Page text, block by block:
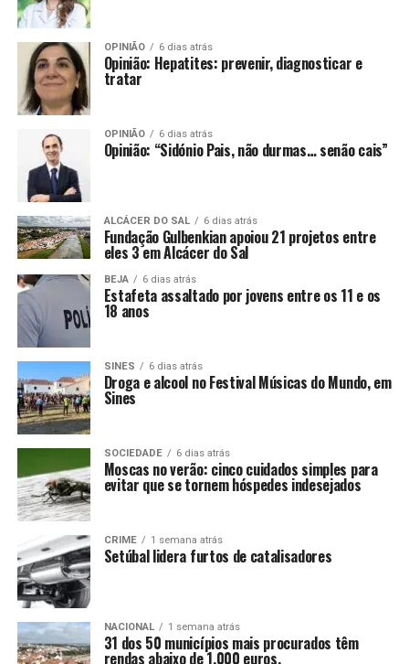
OPINIÃO 6 dias atrás
Opinião: Hepatites: prevenir, diagnosticar e
tratar
OPINIÃO 6 dias atrás
Opinião: “Sidónio Pais, não durmas… senão cais”
ALCÁCER DO SAL 6 dias atrás
Fundação Gulbenkian apoiou 21 projetos entre
eles 3 em Alcácer do Sal
BEJA 6 dias atrás
Estafeta assaltado por jovens entre os 11 e os
18 anos
SINES 6 dias atrás
Droga e alcool no Festival Músicas do Mundo, em
Sines
SOCIEDADE 6 dias atrás
Moscas no verão: cinco cuidados simples para
evitar que se tornem hóspedes indesejados
CRIME 1 semana atrás
Setúbal lidera furtos de catalisadores
NACIONAL 1 semana atrás
31 dos 50 municípios mais procurados têm
rendas abaixo de 1.000 euros.